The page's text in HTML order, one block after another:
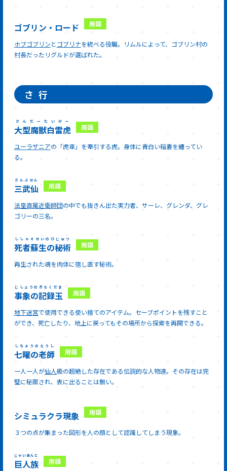
ゴブリン・ロード
ホブゴブリンとゴブリナを統べる役職。リムルによって、ゴブリン村の
村長だったリグルドが選ばれた。
さ 行
大型魔獣白雷虎
さんだーたいがー
ユーラザニアの「虎車」を牽引する虎。身体に青白い稲妻を纏ってい
る。
三武仙
さんぶせん
法皇直属近衛師団の中でも抜きん出た実力者、サーレ、グレンダ、グレ
ゴリーの三名。
死者蘇生の秘術
ししゃそせいのひじゅつ
再生された魂を肉体に宿し直す秘術。
事象の記録玉
じしょうのきろくだま
地下迷宮で使用できる使い捨てのアイテム。セーブポイントを残すこと
ができ、死亡したり、地上に戻ってもその場所から探索を再開できる。
七曜の老師
しちようのろうし
一人一人が仙人級の超絶した存在である伝説的な人物達。その存在は完
璧に秘匿され、表に出ることは無い。
シミュラクラ現象
３つの点が集まった図形を人の顔として認識してしまう現象。
巨人族
じゃいあんと